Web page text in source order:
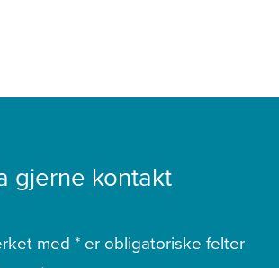
gjerne kontakt
med * er obligatoriske felter